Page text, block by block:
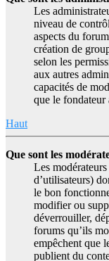
Les
niveau de
aspects du
création de
selon les
aux autres
capacités de
que le fondateur
Haut
Que sont les
Les
d’utilisateurs)
le bon
modifier ou
déverrouiller,
forums qu’ils
empêchent que
publient du